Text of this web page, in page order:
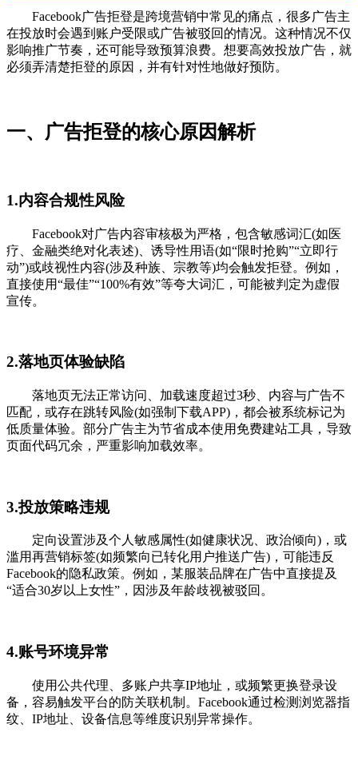
Facebook广告拒登是跨境营销中常见的痛点，很多广告主
在投放时会遇到账户受限或广告被驳回的情况。这种情况不仅
影响推广节奏，还可能导致预算浪费。想要高效投放广告，就
必须弄清楚拒登的原因，并有针对性地做好预防。
一、广告拒登的核心原因解析
1.内容合规性风险
Facebook对广告内容审核极为严格，包含敏感词汇(如医
疗、金融类绝对化表述)、诱导性用语(如“限时抢购”“立即行
动”)或歧视性内容(涉及种族、宗教等)均会触发拒登。例如，
直接使用“最佳”“100%有效”等夸大词汇，可能被判定为虚假
宣传。
2.落地页体验缺陷
落地页无法正常访问、加载速度超过3秒、内容与广告不
匹配，或存在跳转风险(如强制下载APP)，都会被系统标记为
低质量体验。部分广告主为节省成本使用免费建站工具，导致
页面代码冗余，严重影响加载效率。
3.投放策略违规
定向设置涉及个人敏感属性(如健康状况、政治倾向)，或
滥用再营销标签(如频繁向已转化用户推送广告)，可能违反
Facebook的隐私政策。例如，某服装品牌在广告中直接提及
“适合30岁以上女性”，因涉及年龄歧视被驳回。
4.账号环境异常
使用公共代理、多账户共享IP地址，或频繁更换登录设
备，容易触发平台的防关联机制。Facebook通过检测浏览器指
纹、IP地址、设备信息等维度识别异常操作。